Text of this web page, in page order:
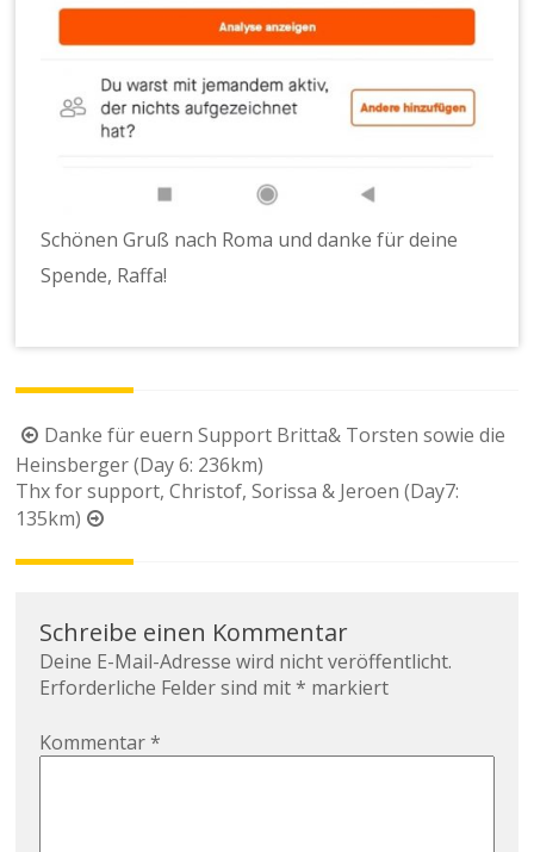
Schönen Gruß nach Roma und danke für deine
Spende, Raffa!
Beitragsnavigation
Danke für euern Support Britta& Torsten sowie die
Heinsberger (Day 6: 236km)
Thx for support, Christof, Sorissa & Jeroen (Day7:
135km)
Schreibe einen Kommentar
Deine E-Mail-Adresse wird nicht veröffentlicht.
Erforderliche Felder sind mit* markiert
Kommentar*